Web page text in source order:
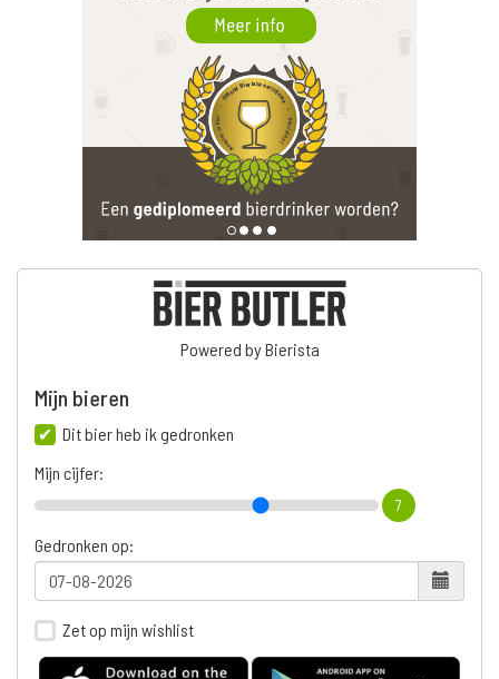
Powered by Bierista
Mijn bieren
Dit bier heb ik gedronken
Mijn cijfer:
7
Gedronken op:
Zet op mijn wishlist